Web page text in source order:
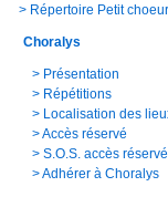
> Répertoire Petit choeur
Choralys
> Présentation
> Répétitions
> Localisation des
>Accès réservé
> S.O.S. accès réservé
>Adhérer à Choralys